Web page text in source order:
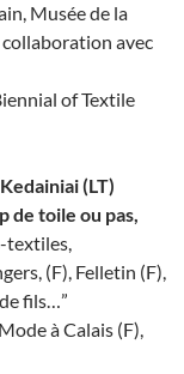
Musée de la
collaboration avec
of Textile
Kedainiai (LT)
de toile ou pas,
textiles,
(F), Felletin (F),
fils…”
à Calais (F),